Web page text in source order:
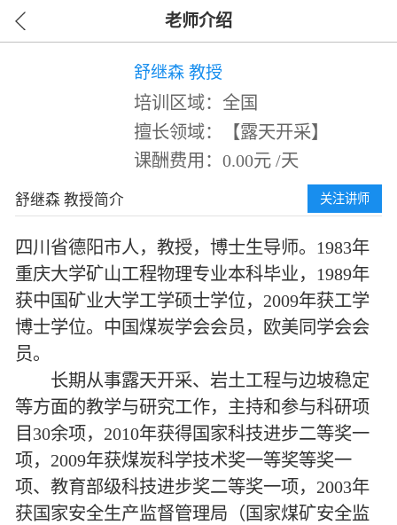
老师介绍
舒继森 教授
培训区域：全国
擅长领域：【露天开采】
课酬费用：0.00元 /天
舒继森 教授简介 关注讲师
四川省德阳市人，教授，博士生导师。1983年
重庆大学矿山工程物理专业本科毕业，1989年
获中国矿业大学工学硕士学位，2009年获工学
博士学位。中国煤炭学会会员，欧美同学会会
员。
长期从事露天开采、岩土工程与边坡稳定
等方面的教学与研究工作，主持和参与科研项
目30余项，2010年获得国家科技进步二等奖一
项，2009年获煤炭科学技术奖一等奖等奖一
项、教育部级科技进步奖二等奖一项，2003年
获国家安全生产监督管理局（国家煤矿安全监